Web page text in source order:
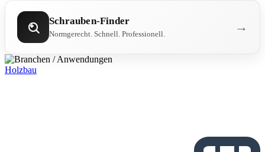
Schrauben-Finder
Normgerecht. Schnell. Professionell. →
Holzbau